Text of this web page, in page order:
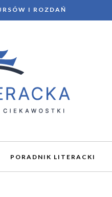
I ROZDAŃ
PORADNIK LITERACKI